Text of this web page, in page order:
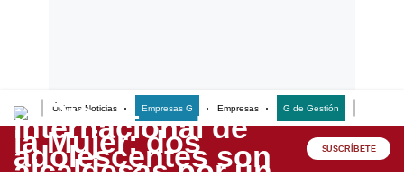
Últimas Noticias Empresas G Empresas G de Gestión
Lo último
Peru Quiosco SUSCRÍBETE